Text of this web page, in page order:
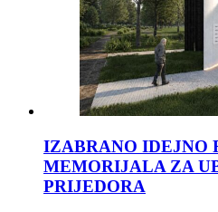
IZABRANO IDEJNO
MEMORIJALA ZA
PRIJEDORA